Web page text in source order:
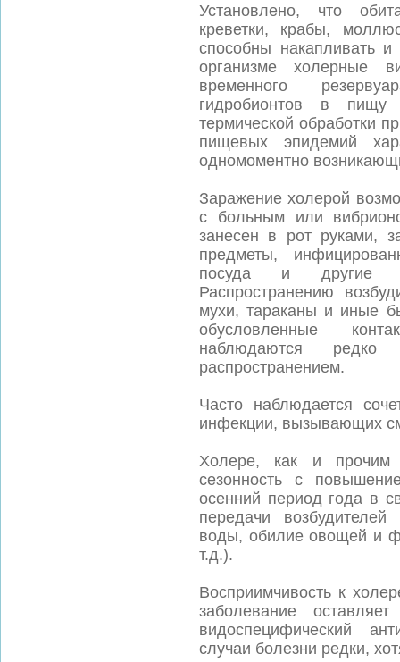
Установлено, что
креветки, крабы,
способны накапливать
организме холерные
временного
гидробионтов в
термической обработки
пищевых эпидемий
одномоментно
Заражение холерой
с больным или
занесен в рот руками,
предметы,
посуда и другие
Распространению
мухи, тараканы и иные
обусловленные
наблюдаются редко
распространением.
Часто наблюдается
инфекции, вызывающих
Холере, как и прочим
сезонность с
осенний период года в
передачи
воды, обилие овощей и
т.д.).
Восприимчивость к
заболевание
видоспецифический
случаи болезни редки,